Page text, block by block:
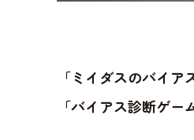
「ミイダスのバイア
「バイアス診断ゲ